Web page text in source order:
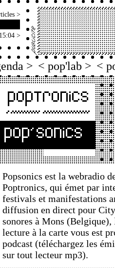
>
>
> < pop'lab > <
Popsonics est la webradio
Poptronics, qui émet par
festivals et manifestations
diffusion en direct pour
sonores à Mons
lecture à la carte vous est
podcast (téléchargez les
sur tout lecteur mp3).